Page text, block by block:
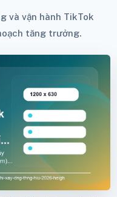
và vận hành TikTok
tăng trưởng.